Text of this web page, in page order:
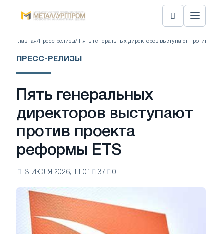
Главная/ Пресс-релизы/ Пять генеральных директоров выступают против
ПРЕСС-РЕЛИЗЫ
Пять генеральных
директоров выступают
против проекта
реформы ETS
3 ИЮЛЯ 2026, 11:01 37 0